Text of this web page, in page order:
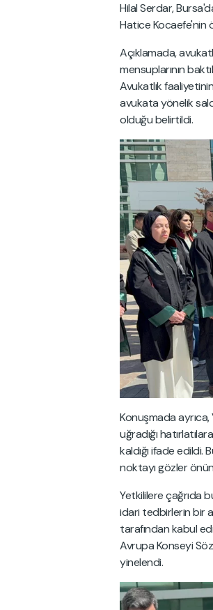
Hilal Serdar,
Hatice Kocaefe'nin
Açıklamada,
mensuplarının
Avukatlık
avukata yönelik
olduğu belirtildi.
Konuşmada ayrıca,
uğradığı
kaldığı ifade edildi.
noktayı gözler
Yetkililere çağrıda
idari tedbirlerin bir
tarafından kabul
Avrupa Konseyi
yinelendi.